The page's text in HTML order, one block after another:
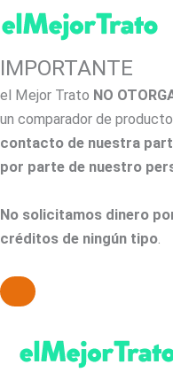
IMPORTANTE
el Mejor Trato NO
un comparador de
contacto de nuestra
por parte de nuestro
No solicitamos dinero
créditos de ningún tipo.
contenido